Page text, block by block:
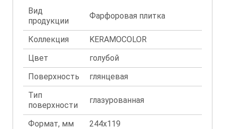
Вид
продукции
Фарфоровая плитка
Коллекция
KERAMOCOLOR
Цвет
голубой
Поверхность
глянцевая
Тип
поверхности
глазурованная
Формат, мм
244x119